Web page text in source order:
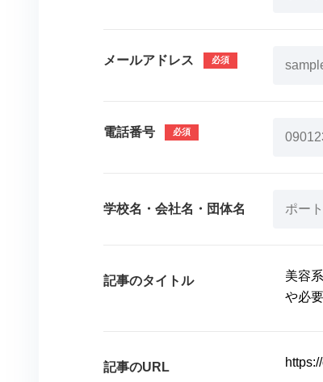
メールアドレス
電話番号
学校名・会社名・団体名
記事のタイトル
記事のURL